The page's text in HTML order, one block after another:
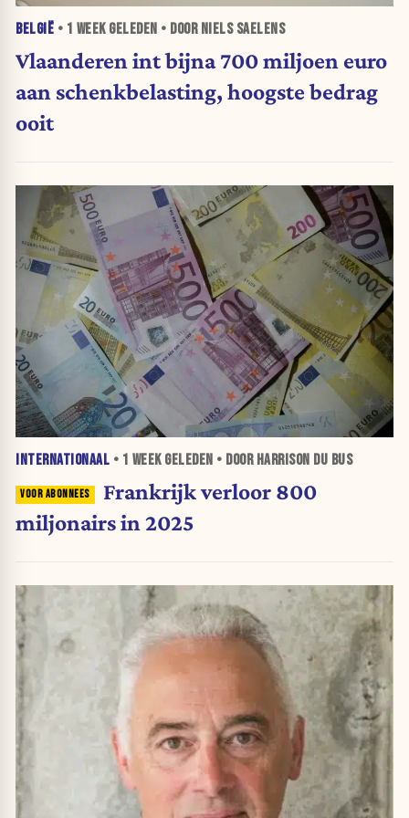
BELGIË • 1 WEEKGELEDEN • DOOR NIELS SAELENS
Vlaanderen int bijna 700 miljoen euro
aan schenkbelasting, hoogste bedrag
ooit
INTERNATIONAAL • 1 WEEKGELEDEN • DOOR HARRISON DU BUS
Frankrijk verloor 800
miljonairs in 2025